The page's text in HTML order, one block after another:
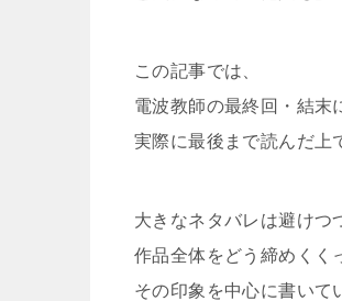
この記事では、
電波教師の最終回・結末
実際に最後まで読んだ上
大きなネタバレは避けつ
作品全体をどう締めくく
その印象を中心に書いて